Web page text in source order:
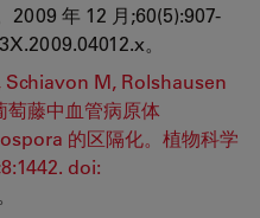
2009 年 12 月;60(5):907-
。
M, Rolshausen
萄藤中血管病原体
的区隔化。植物科学
doi:
。